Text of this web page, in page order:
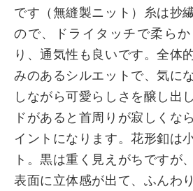
です（無縫製ニット）糸は抄
ので、ドライタッチで柔ら
り、通気性も良いです。全体
みのあるシルエットで、気に
しながら可愛らしさを醸し出
ドがあると首周りが寂しくな
イントになります。花形釦は
ト。黒は重く見えがちですが
表面に立体感が出て、ふんわ